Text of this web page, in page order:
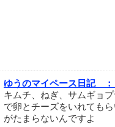
ゆうのマイペース日記 ：
キムチ、ねぎ、サムギョ
で卵とチーズをいれても
がたまらないんですよ